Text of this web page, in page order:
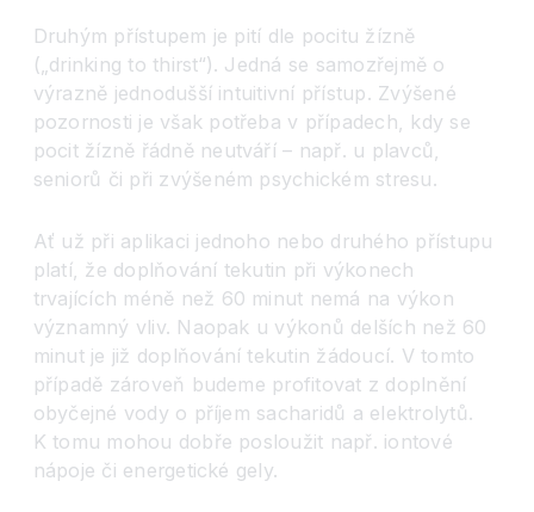
Druhým přístupem je pití dle pocitu žízně
(„drinking to thirst“). Jedná se samozřejmě o
výrazně jednodušší intuitivní přístup. Zvýšené
pozornosti je však potřeba v případech, kdy se
pocit žízně řádně neutváří – např. u plavců,
seniorů či při zvýšeném psychickém stresu.
Ať už při aplikaci jednoho nebo druhého přístupu
platí, že doplňování tekutin při výkonech
trvajících méně než 60 minut nemá na výkon
významný vliv. Naopak u výkonů delších než 60
minut je již doplňování tekutin žádoucí. V tomto
případě zároveň budeme profitovat z doplnění
obyčejné vody o příjem sacharidů a elektrolytů.
K tomu mohou dobře posloužit např. iontové
nápoje či energetické gely.